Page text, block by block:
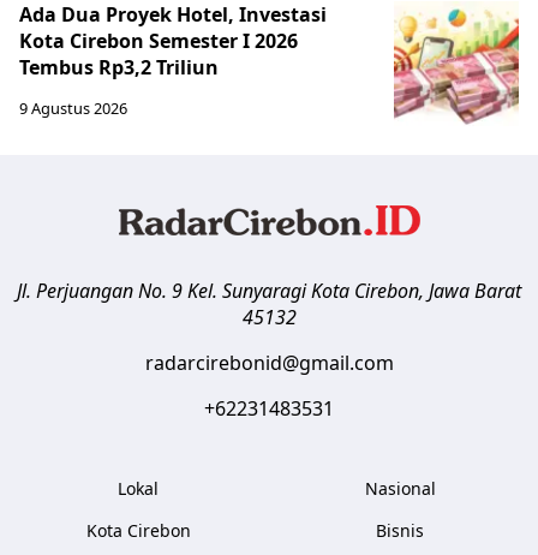
Ada Dua Proyek Hotel, Investasi
Kota Cirebon Semester I 2026
Tembus Rp3,2 Triliun
9 Agustus 2026
Jl. Perjuangan No. 9 Kel. SunyaragiKota Cirebon, Jawa Barat
45132
radarcirebonid@gmail.com
+62231483531
Lokal
Kota Cirebon
Nasional
Bisnis